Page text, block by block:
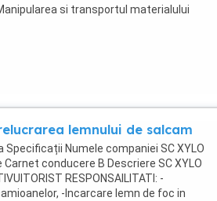
si transportul materialului
de siguranta ...
lemnului de salcam
Numele companiei SC XYLO
Carnet conducere B Descriere SC XYLO
RESPONSAILITATI: -
-Incarcare lemn de foc in